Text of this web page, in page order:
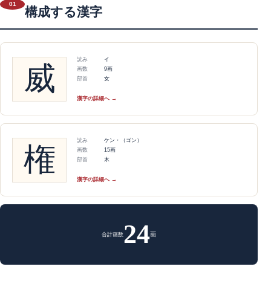
01
構成する漢字
威
読み
イ
画数
9画
部首
女
漢字の詳細へ →
権
読み
ケン・（ゴン）
画数
15画
部首
木
漢字の詳細へ →
合計画数24画